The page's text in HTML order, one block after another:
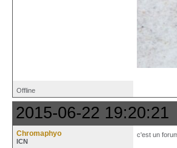
Offline
2015-06-22 19:20:21
Chromaphyo
ICN
c'est un